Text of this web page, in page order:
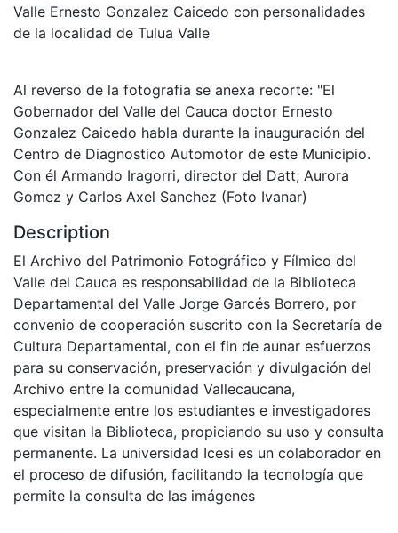
Valle Ernesto Gonzalez Caicedo con personalidades
de la localidad de Tulua Valle
Al reverso de la fotografia se anexa recorte: "El
Gobernador del Valle del Cauca doctor Ernesto
Gonzalez Caicedo habla durante la inauguración del
Centro de Diagnostico Automotor de este Municipio.
Con él Armando Iragorri, director del Datt; Aurora
Gomez y Carlos Axel Sanchez (Foto Ivanar)
Description
El Archivo del Patrimonio Fotográfico y Fílmico del
Valle del Cauca es responsabilidad de la Biblioteca
Departamental del Valle Jorge Garcés Borrero, por
convenio de cooperación suscrito con la Secretaría de
Cultura Departamental, con el fin de aunar esfuerzos
para su conservación, preservación y divulgación del
Archivo entre la comunidad Vallecaucana,
especialmente entre los estudiantes e investigadores
que visitan la Biblioteca, propiciando su uso y consulta
permanente. La universidad Icesi es un colaborador en
el proceso de difusión, facilitando la tecnología que
permite la consulta de las imágenes